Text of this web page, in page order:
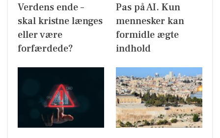
Verdens ende –
skal kristne længes
eller være
forfærdede?
Pas på AI. Kun
mennesker kan
formidle ægte
indhold